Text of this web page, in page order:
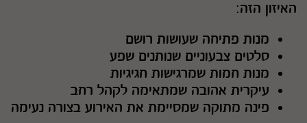
האיזון הזה:
מנות פתיחה שעושות רושם
סלטים צבעוניים שנותנים שפע
מנות חמות שמרגישות חגיגיות
עיקרית אהובה שמתאימה לקהל רחב
פינה מתוקה שמסיימת את האירוע בצורה נעימה